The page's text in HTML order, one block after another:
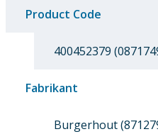
Product Code
400452379
Fabrikant
Burgerhout